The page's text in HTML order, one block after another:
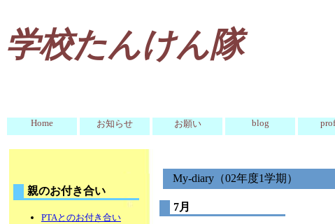
学校たんけん隊
Home お知らせ お願い blog
親のお付き合い
PTAとのお付き合い
My-diary（02年度1学期）
7月